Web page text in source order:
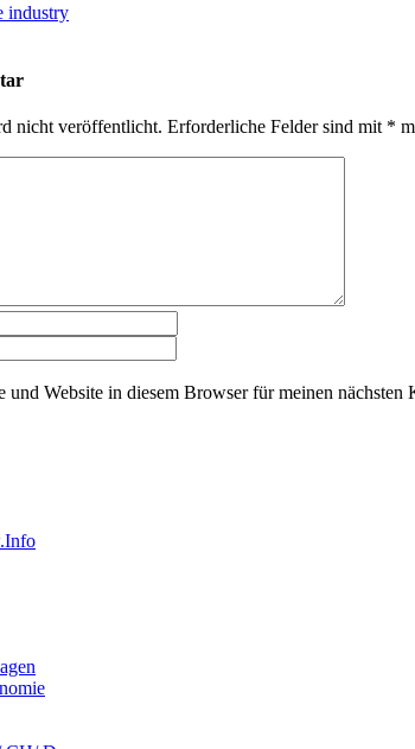
industry
nicht veröffentlicht. Erforderliche Felder sind mit *
Website in diesem Browser für meinen nächsten